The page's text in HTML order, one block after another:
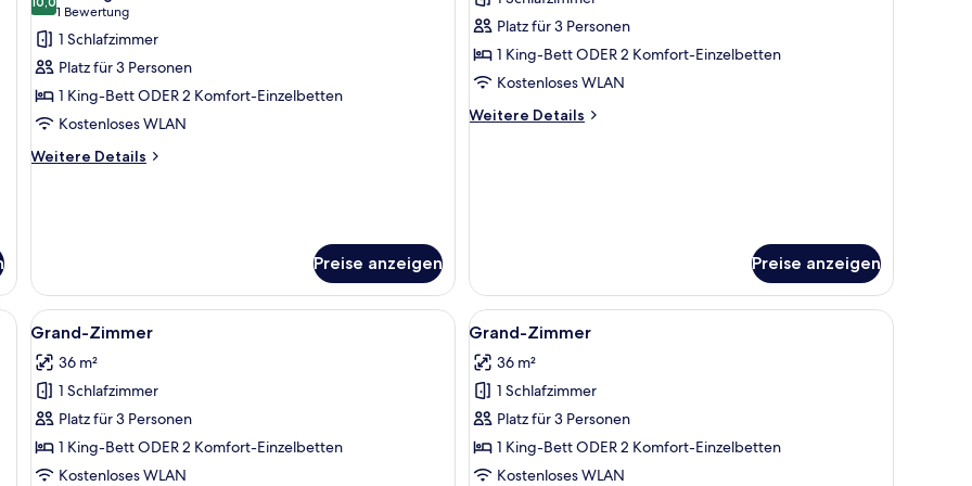
für
Deluxe-
Zimmer
anzeigen
10,0 von 10
1 Bewertung
(1
Bewertung)
1 Schlafzimmer
Platz für 3 Personen
1 King-Bett ODER 2 Komfort-Einzelbetten
Kostenloses WLAN
Weitere Details
Weitere
Preise anzeigen
für
Deluxe-
Zimmer
anzeigen
Platz für 3 Personen
1 King-Bett ODER 2 Komfort-Einzelbetten
Kostenloses WLAN
Weitere Details
Weitere
Preise anzeigen
einem großen Bett, einem Flachbildfernseher und einem Balkon mit Blick auf den Pool und die Grünanlage.
Alle
Fotos
für
Grand-
Zimmer
anzeigen
Ein modernes Hotelzimmer mit einem großen Bett, einem Fernseher und Blick auf einen Swimmingpool.
11
Grand-Zimmer
36 m²
1 Schlafzimmer
Platz für 3 Personen
1 King-Bett ODER 2 Komfort-Einzelbetten
Kostenloses WLAN
Alle
Fotos
für
Grand-
Zimmer
anzeigen
Ein modernes Hotelzimmer mit einem
11
Grand-Zimmer
36 m²
1 Schlafzimmer
Platz für 3 Personen
1 King-Bett ODER 2 Komfort-Einzelbetten
Kostenloses WLAN